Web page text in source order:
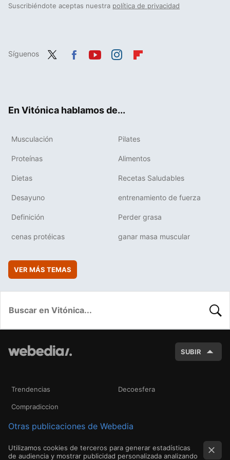
Suscribiéndote aceptas nuestra política de privacidad
Síguenos
En Vitónica hablamos de...
Musculación Pilates
Proteínas Alimentos
Dietas Recetas Saludables
Desayuno entrenamiento de fuerza
Definición Perder grasa
cenas protéicas ganar masa muscular
VER MÁS TEMAS
SUBIR
Trendencias Decoesfera
Compradiccion
Otras publicaciones de Webedia
Utilizamos cookies de terceros para generar estadísticas
de audiencia y mostrar publicidad personalizada analizando